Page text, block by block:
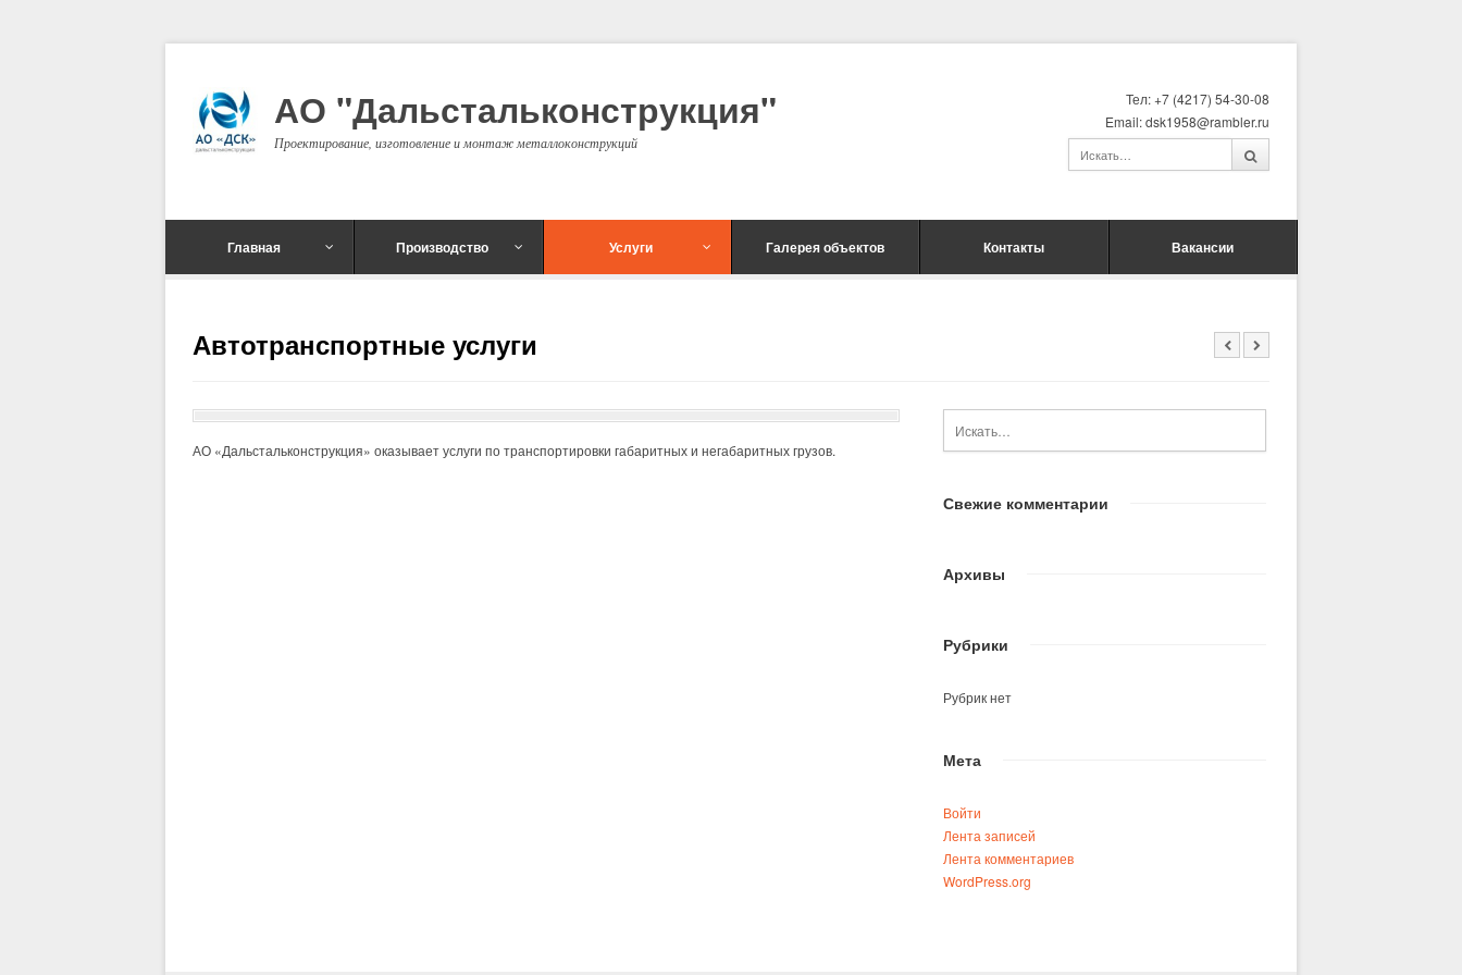
АО "Дальстальконструкция"
Проектирование, изготовление и монтаж металлоконструкций
Тел: +7 (4217) 54-30-08
Email: dsk1958@rambler.ru
Главная Производство Услуги Галерея объектов Контакты Вакансии
Автотранспортные услуги
АО «Дальстальконструкция» оказывает услуги по транспортировки габаритных и негабаритных грузов.
Свежие комментарии
Архивы
Рубрики
Рубрик нет
Мета
Войти
Лента записей
Лента комментариев
WordPress.org